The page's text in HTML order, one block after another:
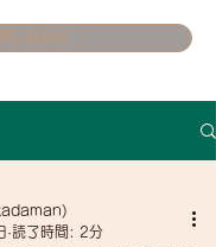
い合わせ
読了時間: 2分